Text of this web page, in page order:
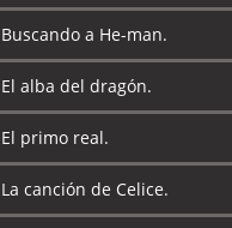
Buscando a He-man.
El alba del dragón.
El primo real.
La canción de Celice.